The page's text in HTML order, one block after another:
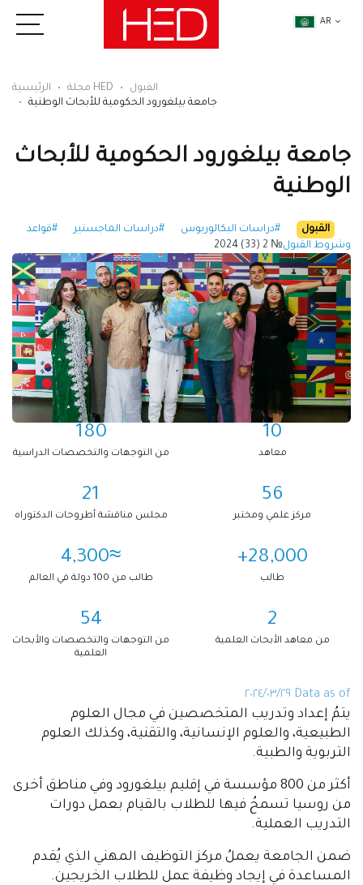
AR
الرئيسية مجلة HED
القبول
جامعة بيلغورود الحكومية للأبحاث الوطنية
جامعة بيلغورود الحكومية للأبحاث
الوطنية
القبول #دراسات البكالوريوس #دراسات الماجستير
#قواعد
وشروط القبول№ 2 (33) 2024
10
معاهد
180
من التوجهات والتخصصات الدراسية
56
مركز علمي ومختبر
21
مجلس مناقشة أطروحات الدكتوراه
28,000+
طالب
≈4,300
طالب من 100 دولة في العالم
2
من معاهد الأبحاث العلمية
54
من التوجهات والتخصصات والأبحاث
العلمية
Data as of ٢٩‏/٠٣‏/٢٠٢٤
يتمُ إعداد وتدريب المتخصصين في مجال العلوم
الطبيعية، والعلوم الإنسانية، والتقنية، وكذلك العلوم
التربوية والطبية.
أكثر من 800 مؤسسة في إقليم بيلغورود وفي مناطق أخرى
من روسيا تسمحُ فيها للطلاب بالقيام بعمل دورات
التدريب العملية.
ضمن الجامعة يعملُ مركز التوظيف المهني الذي يُقدم
المساعدة في إيجاد وظيفة عمل للطلاب الخريجين.